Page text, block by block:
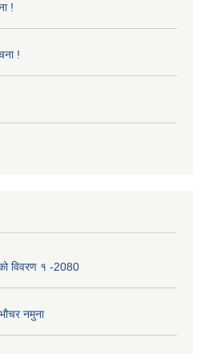
!
!
विवरण १ -2080
नमुना